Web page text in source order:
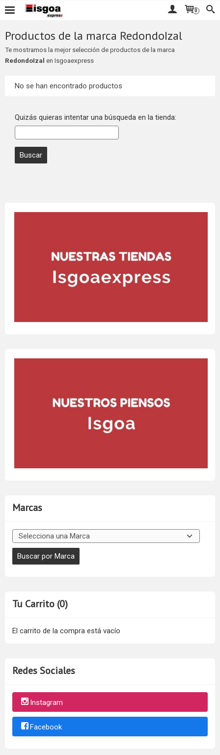
0
Marcas
Tu Carrito (0)
El carrito de la compra está vacío
Redes Sociales
Instagram
Facebook
Productos de la marca RedondoIzal
Te mostramos la mejor selección de productos de la marca
RedondoIzal en Isgoaexpress
No se han encontrado productos
Quizás quieras intentar una búsqueda en la tienda: